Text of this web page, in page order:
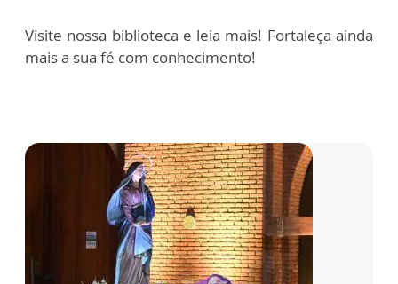
Visite nossa biblioteca e leia mais! Fortaleça ainda
mais a sua fé com conhecimento!